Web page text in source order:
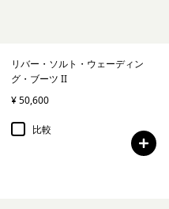
リバー・ソルト・ウェーディン
グ・ブーツ II
¥ 50,600
比較